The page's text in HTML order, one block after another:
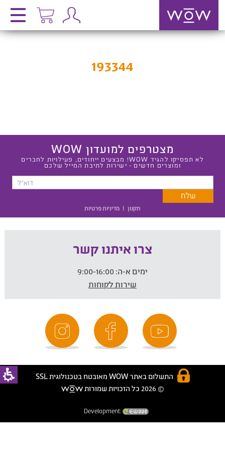
193344
מצטרפים למועדון WOW
לא תפסיקו להגיד WOW! מבצעים ייחודים, פעילויות לחברים
ומוצרים חדשים - ישירות לתיבת המייל שלכם
תקנון | מדיניות פרטיות
צרו איתנו קשר
ימים א-ה:
שירות לקוחות
התשלום באתר WOW מאובטח בטכנולוגית SSL
© 2026 כל הזכויות שמורות
Development: